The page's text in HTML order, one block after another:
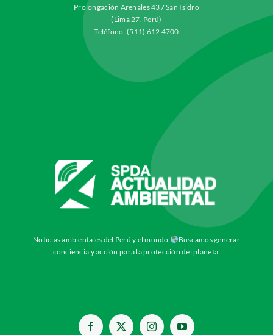
Prolongación Arenales 437 San Isidro
(Lima 27, Perú)
Teléfono: (511) 612 4700
Noticias ambientales del Perú y el mundo
Buscamos generar
conciencia y acción para la protección del planeta.